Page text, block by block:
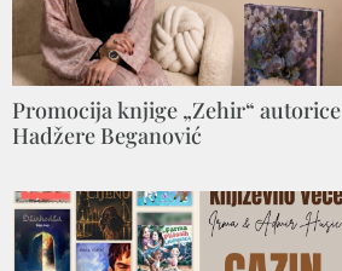
Promocija knjige „Zehir“ autorice
Hadžere Beganović